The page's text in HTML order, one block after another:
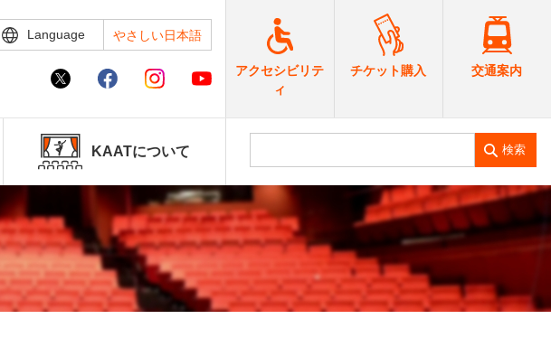
Language やさしい日本語
アクセシビリテ
ィ
チケット購入 交通案内
KAATについて 検索